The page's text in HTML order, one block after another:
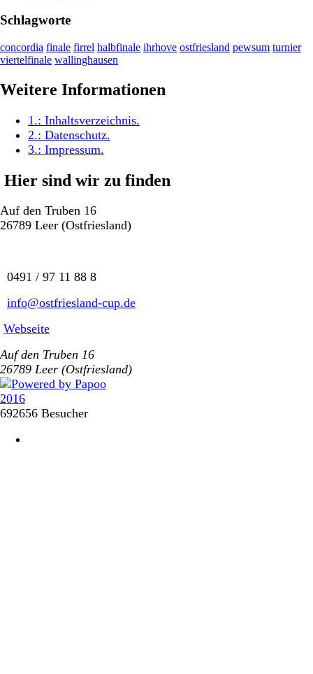
Schlagworte
concordia finale firrel halbfinale ihrhove ostfriesland pewsum turnier
viertelfinale wallinghausen
Weitere Informationen
1.: Inhaltsverzeichnis.
2.: Datenschutz.
3.: Impressum.
Hier sind wir zu finden
Auf den Truben 16
26789 Leer (Ostfriesland)
0491 / 97 11 88 8
info@ostfriesland-cup.de
Webseite
Auf den Truben 16
26789 Leer (Ostfriesland)
692656 Besucher